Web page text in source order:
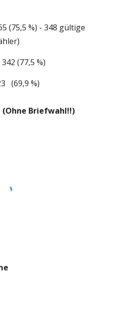
(75,5 %) - 348 gültige
(77,5 %)
(69,9 %)
(Ohne Briefwahl!!)